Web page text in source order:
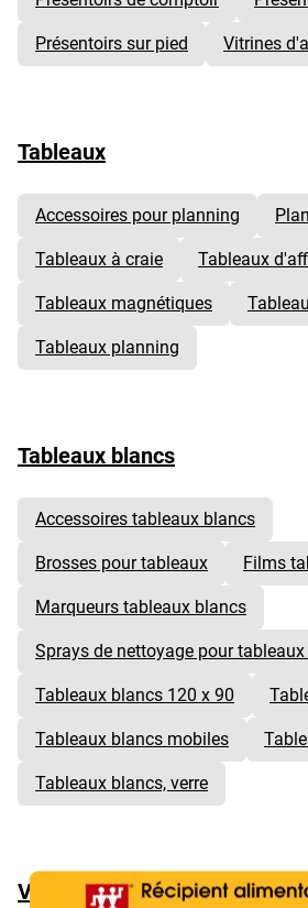
Overlay
Présentoirs sur pied Vitrines
Tableaux
Accessoires pour planning
Tableaux à craie Tableaux
Tableaux magnétiques
Tableaux planning
Tableaux blancs
Accessoires tableaux blancs
Brosses pour tableaux Films
Marqueurs tableaux blancs
Sprays de nettoyage pour
Tableaux blancs 120 x 90
Tableaux blancs mobiles
Tableaux blancs, verre
Vidéoprojecteurs & écrans